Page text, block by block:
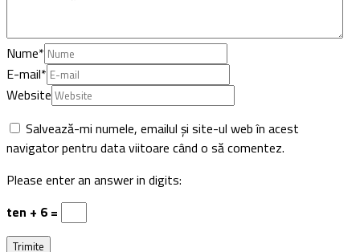
Nume*
E-mail*
Website
Salvează-mi numele, emailul și site-ul web în acest
navigator pentru data viitoare când o să comentez.
Please enter an answer in digits:
ten + 6 =